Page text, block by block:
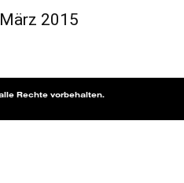
2015
Rechte vorbehalten.